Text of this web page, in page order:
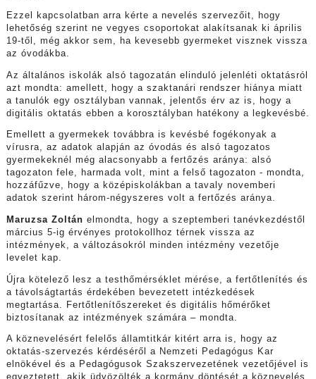
Ezzel kapcsolatban arra kérte a nevelés szervezőit, hogy
lehetőség szerint ne vegyes csoportokat alakítsanak ki április
19-től, még akkor sem, ha kevesebb gyermeket visznek vissza
az óvodákba.
Az általános iskolák alsó tagozatán elinduló jelenléti oktatásról
azt mondta: amellett, hogy a szaktanári rendszer hiánya miatt
a tanulók egy osztályban vannak, jelentős érv az is, hogy a
digitális oktatás ebben a korosztályban hatékony a legkevésbé.
Emellett a gyermekek továbbra is kevésbé fogékonyak a
vírusra, az adatok alapján az óvodás és alsó tagozatos
gyermekeknél még alacsonyabb a fertőzés aránya: alsó
tagozaton fele, harmada volt, mint a felső tagozaton - mondta,
hozzáfűzve, hogy a középiskolákban a tavaly novemberi
adatok szerint három-négyszeres volt a fertőzés aránya.
Maruzsa Zoltán elmondta, hogy a szeptemberi tanévkezdéstől
március 5-ig érvényes protokollhoz térnek vissza az
intézmények, a változásokról minden intézmény vezetője
levelet kap.
Újra kötelező lesz a testhőmérséklet mérése, a fertőtlenítés és
a távolságtartás érdekében bevezetett intézkedések
megtartása. Fertőtlenítőszereket és digitális hőmérőket
biztosítanak az intézmények számára – mondta.
A köznevelésért felelős államtitkár kitért arra is, hogy az
oktatás-szervezés kérdéséről a Nemzeti Pedagógus Kar
elnökével és a Pedagógusok Szakszervezetének vezetőjével is